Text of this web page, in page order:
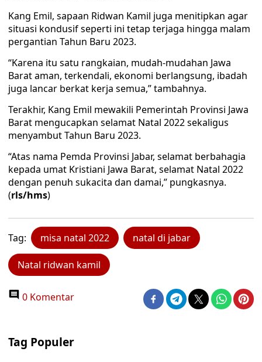
Kang Emil, sapaan Ridwan Kamil juga menitipkan agar
situasi kondusif seperti ini tetap terjaga hingga malam
pergantian Tahun Baru 2023.
“Karena itu satu rangkaian, mudah-mudahan Jawa
Barat aman, terkendali, ekonomi berlangsung, ibadah
juga lancar berkat kerja semua,” tambahnya.
Terakhir, Kang Emil mewakili Pemerintah Provinsi Jawa
Barat mengucapkan selamat Natal 2022 sekaligus
menyambut Tahun Baru 2023.
“Atas nama Pemda Provinsi Jabar, selamat berbahagia
kepada umat Kristiani Jawa Barat, selamat Natal 2022
dengan penuh sukacita dan damai,” pungkasnya.
(rls/hms)
Tag: misa natal 2022 natal di jabar
Natal ridwan kamil
0 Komentar
Tag Populer